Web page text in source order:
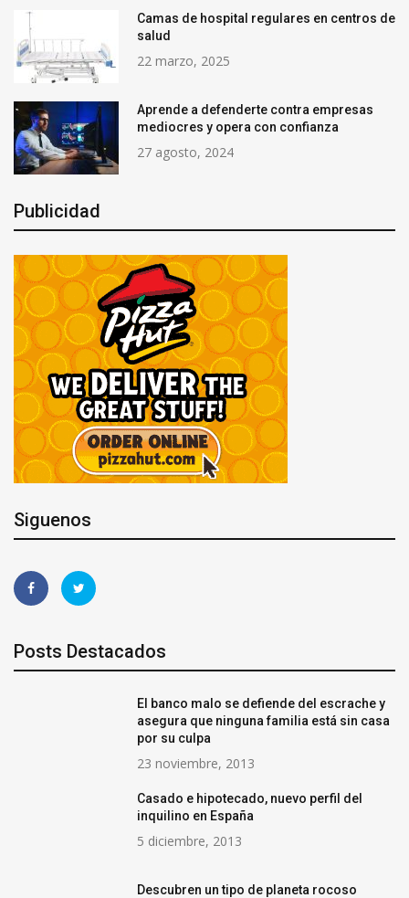
Camas de hospital regulares en centros de
salud
22 marzo, 2025
Aprende a defenderte contra empresas
mediocres y opera con confianza
27 agosto, 2024
Publicidad
Siguenos
Posts Destacados
El banco malo se defiende del escrache y
asegura que ninguna familia está sin casa
por su culpa
23 noviembre, 2013
Casado e hipotecado, nuevo perfil del
inquilino en España
5 diciembre, 2013
Descubren un tipo de planeta rocoso